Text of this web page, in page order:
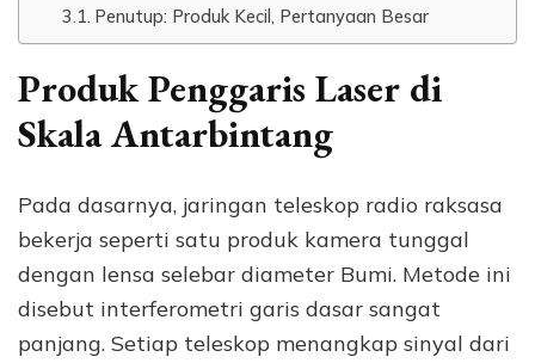
Penutup: Produk Kecil, Pertanyaan Besar
Produk Penggaris Laser di
Skala Antarbintang
Pada dasarnya, jaringan teleskop radio raksasa
bekerja seperti satu produk kamera tunggal
dengan lensa selebar diameter Bumi. Metode ini
disebut interferometri garis dasar sangat
panjang. Setiap teleskop menangkap sinyal dari